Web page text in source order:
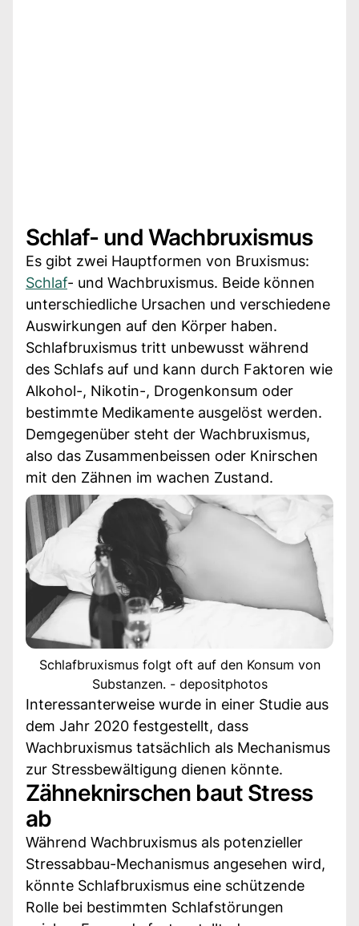
Schlaf- und Wachbruxismus
Es gibt zwei Hauptformen von Bruxismus:
Schlaf- und Wachbruxismus. Beide können
unterschiedliche Ursachen und verschiedene
Auswirkungen auf den Körper haben.
Schlafbruxismus tritt unbewusst während
des Schlafs auf und kann durch Faktoren wie
Alkohol-, Nikotin-, Drogenkonsum oder
bestimmte Medikamente ausgelöst werden.
Demgegenüber steht der Wachbruxismus,
also das Zusammenbeissen oder Knirschen
mit den Zähnen im wachen Zustand.
Schlafbruxismus folgt oft auf den Konsum von
Substanzen. - depositphotos
Interessanterweise wurde in einer Studie aus
dem Jahr 2020 festgestellt, dass
Wachbruxismus tatsächlich als Mechanismus
zur Stressbewältigung dienen könnte.
Zähneknirschen baut Stress
ab
Während Wachbruxismus als potenzieller
Stressabbau-Mechanismus angesehen wird,
könnte Schlafbruxismus eine schützende
Rolle bei bestimmten Schlafstörungen